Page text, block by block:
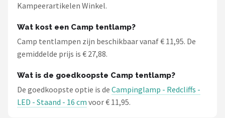
Kampeerartikelen Winkel.
Wat kost een Camp tentlamp?
Camp tentlampen zijn beschikbaar vanaf € 11,95. De
gemiddelde prijs is € 27,88.
Wat is de goedkoopste Camp tentlamp?
De goedkoopste optie is de Campinglamp - Redcliffs -
LED - Staand - 16 cm voor € 11,95.